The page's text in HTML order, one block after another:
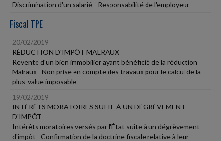
Discrimination d'un salarié - Responsabilité de l'employeur
Fiscal TPE
20/02/2019
RÉDUCTION D'IMPÔT MALRAUX
Revente d'un bien immobilier ayant bénéficié de la réduction
Malraux - Non prise en compte des travaux pour le calcul de la
plus-value imposable
19/02/2019
INTÉRÊTS MORATOIRES SUITE À UN DÉGRÈVEMENT
D'IMPÔT
Intérêts moratoires versés par l'État suite à un dégrèvement
d'impôt - Confirmation de la doctrine fiscale relative à leur